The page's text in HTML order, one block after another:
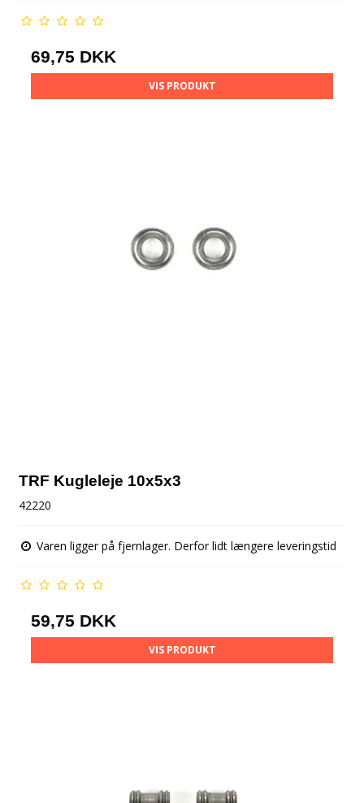
69,75 DKK
VIS PRODUKT
TRF Kugleleje 10x5x3
42220
Varen ligger på fjernlager. Derfor lidt længere leveringstid
59,75 DKK
VIS PRODUKT